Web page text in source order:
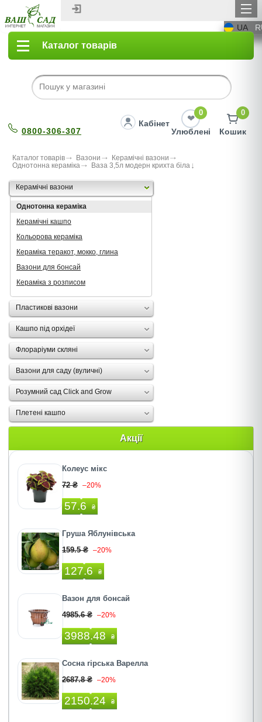
UA
Каталог товарів
0800-306-307
Кабінет
0
Улюблені
0
Кошик
Каталог товарів Вазони
Керамічні вазони
Однотонна кераміка
Ваза 3,5л модерн крихта біла
Керамічні вазони
Однотонна кераміка
Керамічні кашпо
Кольорова кераміка
Кераміка теракот, мокко, глина
Вазони для бонсай
Кераміка з розписом
Пластикові вазони
Кашпо під орхідеї
Флораріуми скляні
Вазони для саду (вуличні)
Розумний сад Click and Grow
Плетені кашпо
Акції
Колеус мікс
72 ₴ –20%
57.6 ₴
Груша Яблунівська
159.5 ₴ –20%
127.6 ₴
Вазон для бонсай
4985.6 ₴ –20%
3988.48 ₴
Сосна гірська Варелла
2687.8 ₴ –20%
2150.24 ₴